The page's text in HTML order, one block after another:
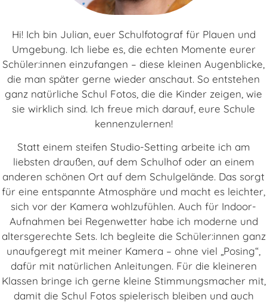
Hi! Ich bin Julian, euer Schulfotograf für Plauen und
Umgebung. Ich liebe es, die echten Momente eurer
Schüler:innen einzufangen – diese kleinen Augenblicke,
die man später gerne wieder anschaut. So entstehen
ganz natürliche Schul Fotos, die die Kinder zeigen, wie
sie wirklich sind. Ich freue mich darauf, eure Schule
kennenzulernen!
Statt einem steifen Studio-Setting arbeite ich am
liebsten draußen, auf dem Schulhof oder an einem
anderen schönen Ort auf dem Schulgelände. Das sorgt
für eine entspannte Atmosphäre und macht es leichter,
sich vor der Kamera wohlzufühlen. Auch für Indoor-
Aufnahmen bei Regenwetter habe ich moderne und
altersgerechte Sets. Ich begleite die Schüler:innen ganz
unaufgeregt mit meiner Kamera – ohne viel „Posing“,
dafür mit natürlichen Anleitungen. Für die kleineren
Klassen bringe ich gerne kleine Stimmungsmacher mit,
damit die Schul Fotos spielerisch bleiben und auch